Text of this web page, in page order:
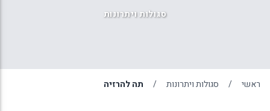
סגולות ויתרונות
ראשי / סגולות ויתרונות / תה להרזיה